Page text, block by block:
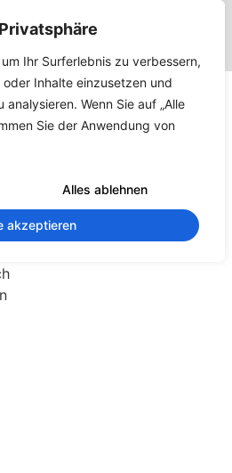
Ihr Surferlebnis zu verbessern,
Inhalte einzusetzen und
Wenn Sie auf „Alle
Sie der Anwendung von
Alles ablehnen
akzeptieren